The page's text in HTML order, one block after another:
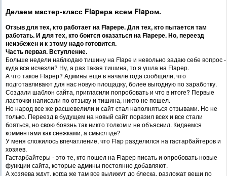
Делаем мастер-класс Flapера всем Flapом.
Отзыв для тех, кто работает на Flapере. Для тех, кто пытается там
работать. И для тех, кто боится оказаться на Flapере. Но, переезд
неизбежен и к этому надо готовится.
Часть первая. Вступление.
Больше недели наблюдаю тишину на Flapе и невольно задаю себе вопрос -
куда все исчезли? Ну, а раз такая тишина, то я ушла на Flapер.
А что такое Flapер? Админы еще в начале года сообщили, что
подготавливают для нас новую площадку, более выгодную по заработку.
Создали шаблон сайта, пригласили попробовать и что в итоге? Первые
ласточки написали по отзыву и тишина, никто не пошел.
Но народ все же расшевелили и сайт стал наполняться отзывами. Но не
только. Переезд в будущем на новый сайт поразил всех и все стали
бояться, но свою боязнь так никто толком и не объяснил. Кидаемся
комментами как снежками, а смысл где?
У меня сложилось впечатление, что Flap разделился на гастарбайтеров и
хозяев.
Гастарбайтеры - это те, кто пошел на Flapер писать и опробовать новые
функции сайта, которые админы постоянно добавляют.
А хозяева ждут, когда же там все вылижут до блеска, разложат вещи по